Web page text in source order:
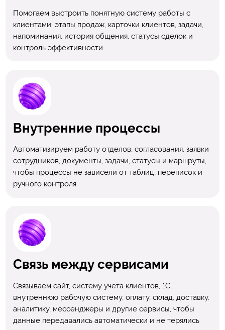
Помогаем выстроить понятную систему работы с
клиентами: этапы продаж, карточки клиентов, задачи,
напоминания, история общения, статусы сделок и
контроль эффективности.
Внутренние процессы
Автоматизируем работу отделов, согласования, заявки
сотрудников, документы, задачи, статусы и маршруты,
чтобы процессы не зависели от таблиц, переписок и
ручного контроля.
Связь между сервисами
Связываем сайт, систему учета клиентов, 1С,
внутреннюю рабочую систему, оплату, склад, доставку,
аналитику, мессенджеры и другие сервисы, чтобы
данные передавались автоматически и не терялись